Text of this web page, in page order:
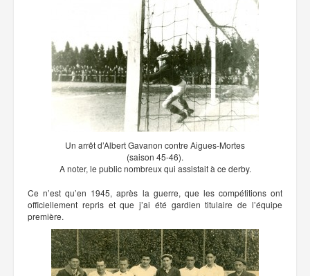
Un arrêt d’Albert Gavanon contre Aigues-Mortes
(saison 45-46).
A noter, le public nombreux qui assistait à ce derby.
Ce n’est qu’en 1945, après la guerre, que les compétitions ont
officiellement repris et que j’ai été gardien titulaire de l’équipe
première.